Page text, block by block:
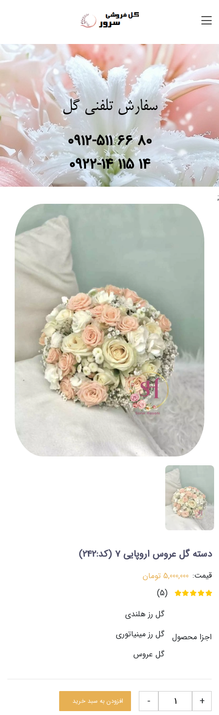
سفارش تلفنی گل
0912-511 66 80
0922-14 115 14
;
دسته گل عروس اروپایی 7 (کد:242)
قیمت: 5,000,000 تومان
(5)
اجزا محصول
گل رز هلندی
گل رز مینیاتوری
گل عروس
+
- افزودن به سبد خرید